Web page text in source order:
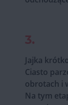
3.
Jajka
Ciasto
obrotach i
Na tym